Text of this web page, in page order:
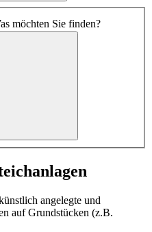
möchten Sie finden?
angelegte und
auf Grundstücken (z.B.